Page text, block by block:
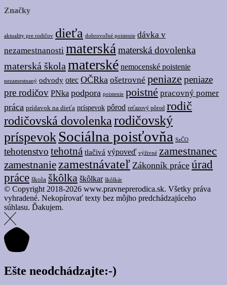
Značky
aktuality pre rodičov dieťa dobrovoľné poistenie dávka v
nezamestnanosti materskámaterská dovolenka
materská škola materské nemocenské poistenie
nezamestnaný odvody otec OČRka ošetrovné peniaze peniaze
pre rodičov PNka podpora poistenie poistné pracovný pomer
práca prídavok na dieťa príspevok pôrod reťazový pôrod rodič
rodičovská dovolenkarodičovský
príspevok Sociálna poisťovňa SzČO
tehotenstvo tehotná tlačivá výpoveď výživné zamestnanec
zamestnaniezamestnávateľ Zákonník práce úrad
práce škola škôlka škôlkar škôlkár
© Copyright 2018-2026 www.pravneprerodica.sk. Všetky práva
vyhradené. Nekopírovať texty bez môjho predchádzajúceho
súhlasu. Ďakujem.
Ešte neodchádzajte:-)